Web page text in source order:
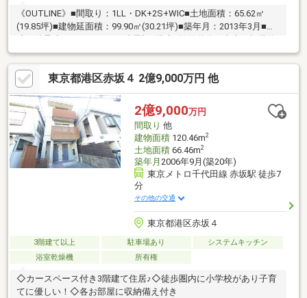
《OUTLINE》■間取り：1LL・DK+2S+WIC■土地面積：65.62㎡
(19.85坪)■建物延面積：99.90㎡(30.21坪)■築年月：2013年3月■構
造：鉄骨造スレートぶき・陸屋根3階建■前面道路：南東側幅員約
15.0ｍ公道《POINT》◎旭化成ホームズ(株)施工のヘーベルハウス
◎新高円寺駅徒歩6分の好立地◎前面道路幅員約15ｍ◎南東向き
につき日照・通風良好◎ロングライフ住宅を支える、旭化成独自
の「60年点検システム」
東京都港区赤坂４ 2億9,000万円 他
2億9,000万円
間取り 他
建物面積120.46m2
土地面積66.46m2
築年月 2006年9月(築20年)
東京メトロ千代田線 赤坂駅 徒歩7
分
その他の交通
東京都港区赤坂４
3階建て以上 駐車場あり
システムキッチン
浴室乾燥機
所有権
◇カースペース付き3階建て住居♪◇徒歩圏内に小学校があり子育
てに優しい！◇各お部屋に収納備え付き